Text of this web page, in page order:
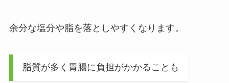
余分な塩分や脂を落としやすくなります。
脂質が多く胃腸に負担がかかることも